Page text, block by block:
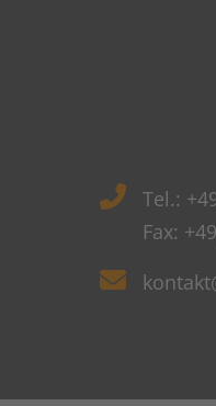
Tel.:
Fax: